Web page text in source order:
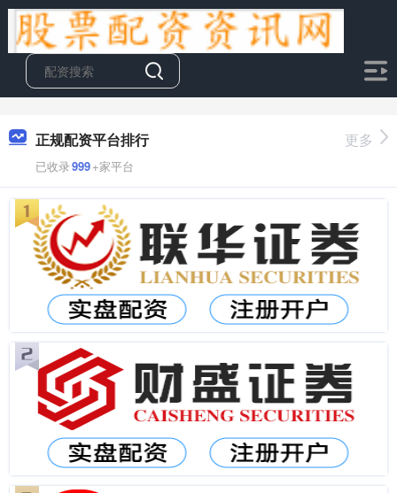
正规配资平台排行
已收录999+家平台
更多